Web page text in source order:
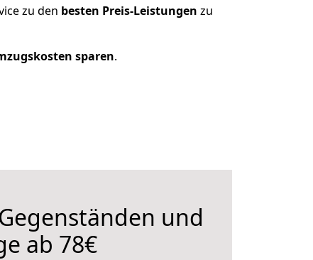
zu den besten Preis-Leistungen zu
sparen.
und
ab 78€